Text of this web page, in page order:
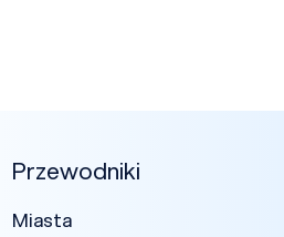
Przewodniki
Miasta